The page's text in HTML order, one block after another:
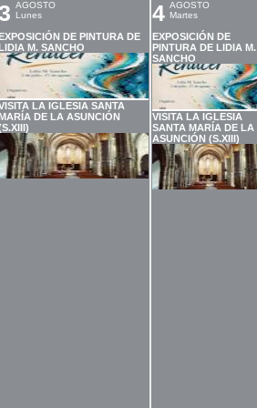
AGOSTO
Lunes
DE PINTURA DE
M. SANCHO
LA IGLESIA SANTA
DE LA ASUNCIÓN
4 AGOSTO
Martes
EXPOSICIÓN DE
PINTURA DE LIDIA M.
SANCHO
VISITA LA IGLESIA
SANTA MARÍA DE LA
ASUNCIÓN (S.XIII)